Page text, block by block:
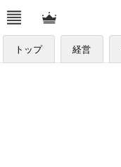
トップ 経営